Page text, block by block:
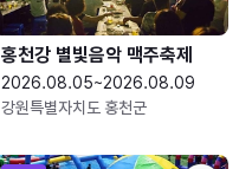
홍천강 별빛음악 맥주축제
2026.08.05~2026.08.09
강원특별자치도 홍천군